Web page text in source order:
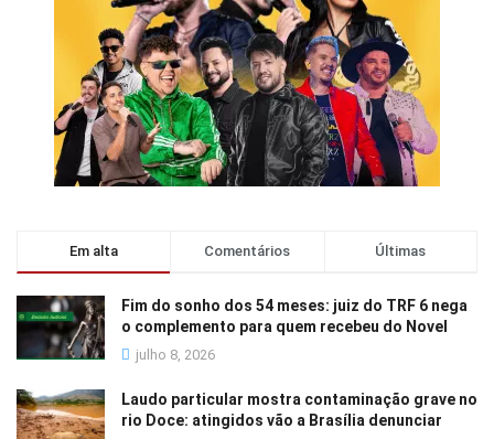
Em alta Comentários Últimas
Fim do sonho dos 54 meses: juiz do TRF 6 nega
o complemento para quem recebeu do Novel
julho 8, 2026
Laudo particular mostra contaminação grave no
rio Doce: atingidos vão a Brasília denunciar